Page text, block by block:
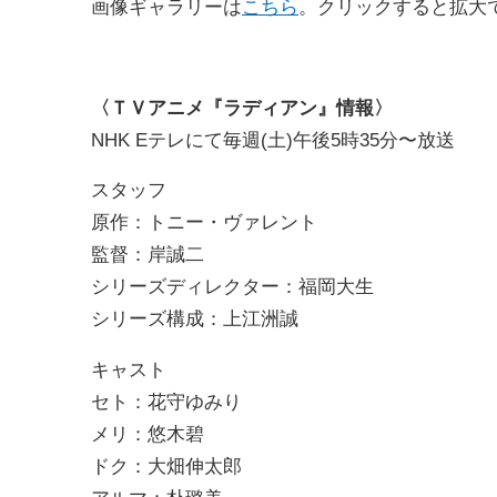
画像ギャラリーはこちら 。クリックすると拡大
〈ＴＶアニメ『ラディアン』情報〉
NHK Eテレにて毎週(土)午後5時35分〜放送
スタッフ
原作：トニー・ヴァレント
監督：岸誠二
シリーズディレクター：福岡大生
シリーズ構成：上江洲誠
キャスト
セト：花守ゆみり
メリ：悠木碧
ドク：大畑伸太郎